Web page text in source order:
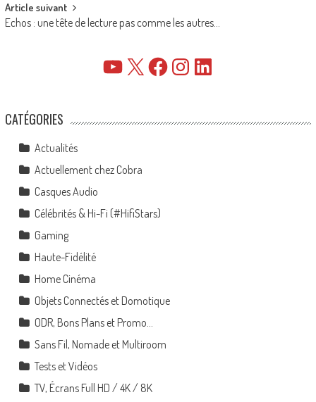
Article suivant
Echos : une tête de lecture pas comme les autres…
YouTube FacebookInstagramLinkedIn
CATÉGORIES
Actualités
Actuellement chez Cobra
Casques Audio
Célébrités & Hi-Fi (#HifiStars)
Gaming
Haute-Fidélité
Home Cinéma
Objets Connectés et Domotique
ODR, Bons Plans et Promo…
Sans Fil, Nomade et Multiroom
Tests et Vidéos
TV, Écrans Full HD / 4K / 8K